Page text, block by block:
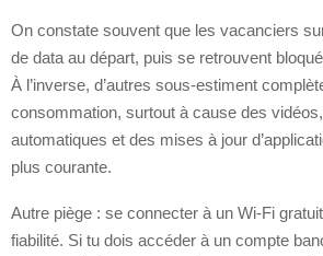
On constate souvent que les vacanciers
de data au départ, puis se retrouvent
À l’inverse, d’autres sous-estiment
consommation, surtout à cause des
automatiques et des mises à jour
plus courante.
Autre piège : se connecter à un Wi‑Fi
fiabilité. Si tu dois accéder à un compte